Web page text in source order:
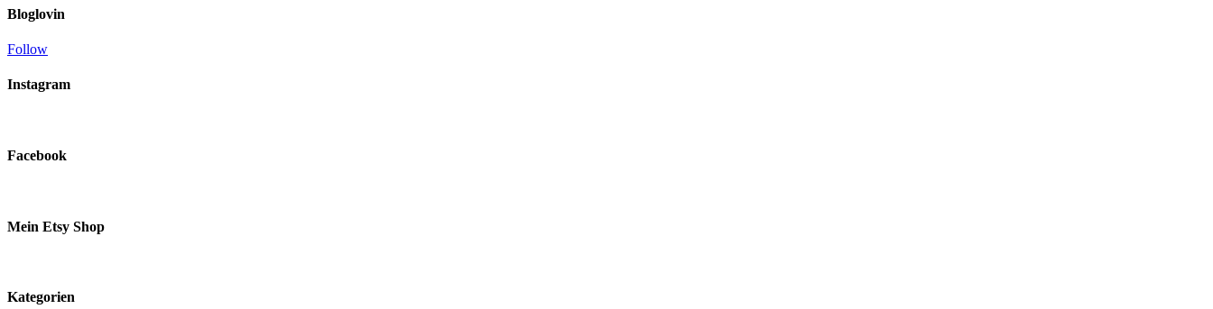
Bloglovin
Follow
Instagram
Facebook
Mein Etsy Shop
Kategorien